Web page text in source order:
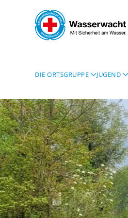
Skip to main content
DIE ORTSGRUPPE JUGEND